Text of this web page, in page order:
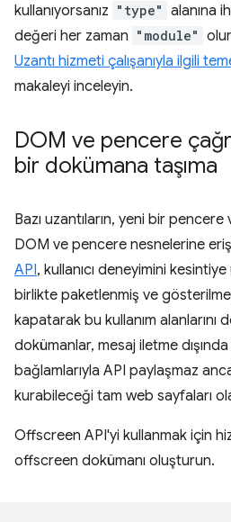
kullanıyorsanız "type" alanına
değeri her zaman "module"
Uzantı hizmeti çalışanıyla ilgili
makaleyi inceleyin.
DOM ve pencere
bir dokümana taşıma
Bazı uzantıların, yeni bir
DOM ve pencere nesnelerine
API, kullanıcı deneyimini
birlikte paketlenmiş ve
kapatarak bu kullanım alanlarını
dokümanlar, mesaj iletme
bağlamlarıyla API paylaşmaz
kurabileceği tam web sayfaları
Offscreen API'yi kullanmak için
offscreen dokümanı oluşturun.